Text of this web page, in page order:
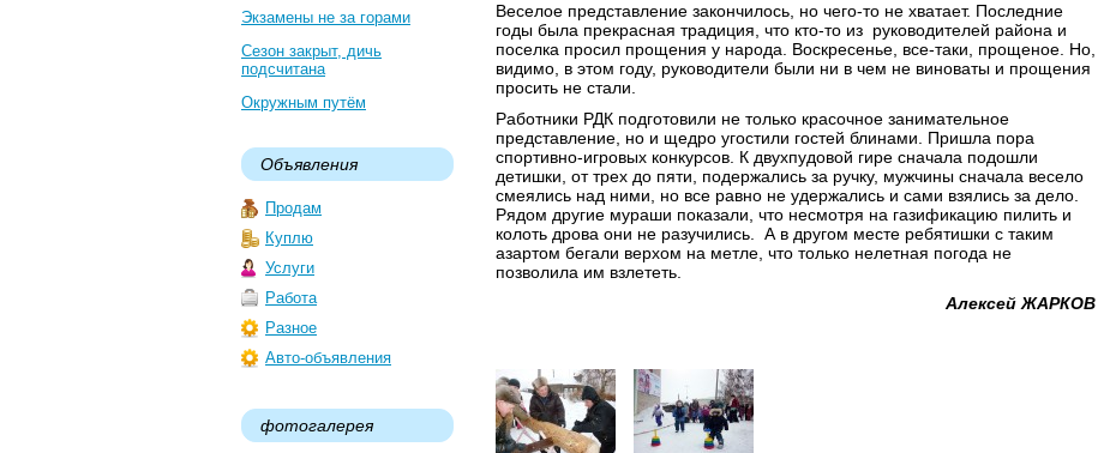
Экзамены не за горами
Сезон закрыт, дичь
подсчитана
Окружным путём
Объявления
Продам
Куплю
Услуги
Работа
Разное
Авто-объявления
фотогалерея
Веселое представление закончилось, но чего-то не хватает. Последние
годы была прекрасная традиция, что кто-то из руководителей района и
поселка просил прощения у народа. Воскресенье, все-таки, прощеное. Но,
видимо, в этом году, руководители были ни в чем не виноваты и прощения
просить не стали.
Работники РДК подготовили не только красочное занимательное
представление, но и щедро угостили гостей блинами. Пришла пора
спортивно-игровых конкурсов. К двухпудовой гире сначала подошли
детишки, от трех до пяти, подержались за ручку, мужчины сначала весело
смеялись над ними, но все равно не удержались и сами взялись за дело.
Рядом другие мураши показали, что несмотря на газификацию пилить и
колоть дрова они не разучились. А в другом месте ребятишки с таким
азартом бегали верхом на метле, что только нелетная погода не
позволила им взлететь.
Алексей ЖАРКОВ